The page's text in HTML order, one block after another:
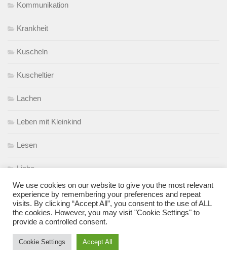
Kommunikation
Krankheit
Kuscheln
Kuscheltier
Lachen
Leben mit Kleinkind
Lesen
Liebe
Liebster Award
Mamasein
Menschen
We use cookies on our website to give you the most relevant
experience by remembering your preferences and repeat
visits. By clicking “Accept All”, you consent to the use of ALL
the cookies. However, you may visit "Cookie Settings" to
provide a controlled consent.
Cookie Settings Accept All